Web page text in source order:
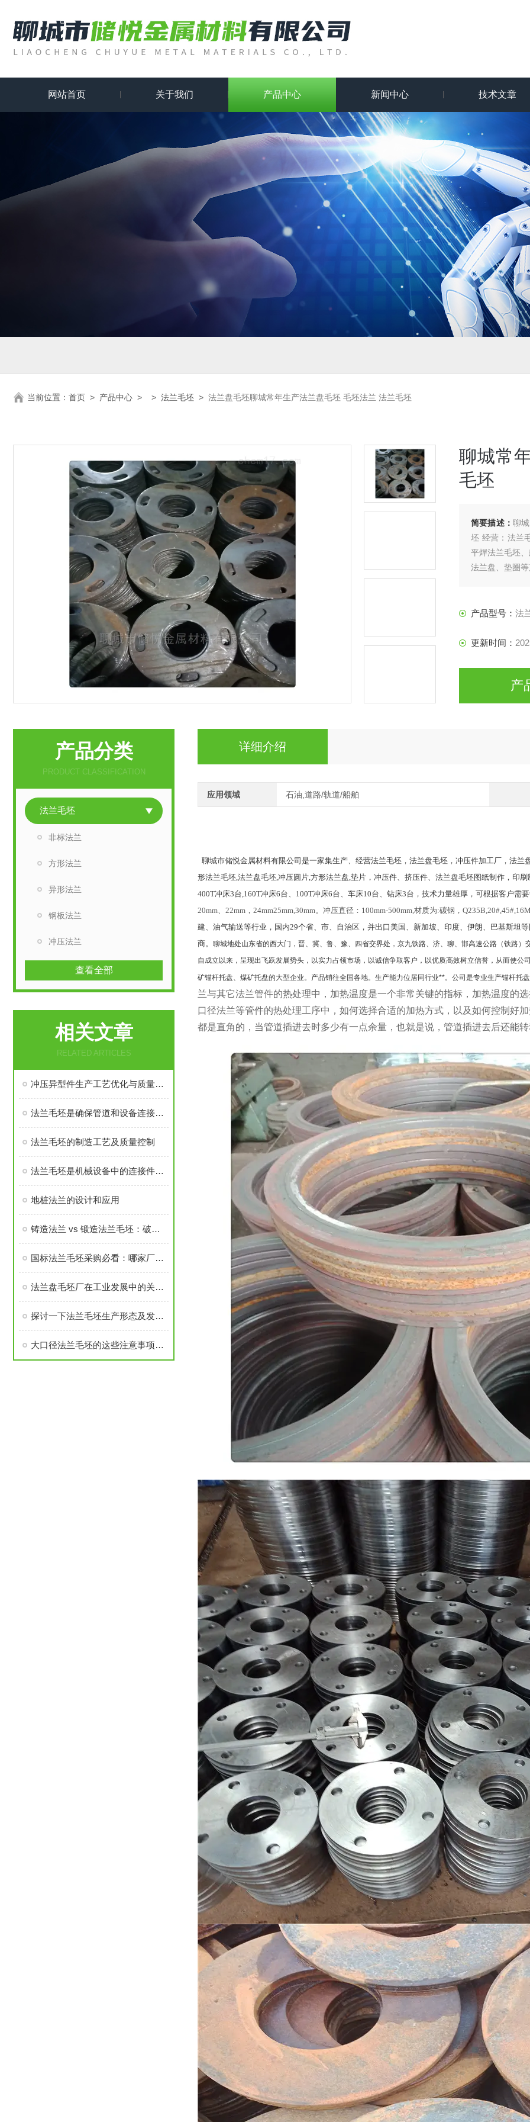
网站首页 关于我们 产品中心 新闻中心 技术文章
当前位置： 首页 > 产品中心 > > 法兰毛坯 > 法兰盘毛坯聊城常年生产法兰盘毛坯 毛坯法兰 法兰毛坯
聊城常
毛坯
简要描述：聊
坯 经营：法兰
平焊法兰毛坯
法兰盘、垫圈
产品型号： 法
更新时间：
产
详细介绍
应用领域 石油,道路/轨道/船舶
聊城市储悦金属材料有限公司是一家集生产、经营法兰毛坯，法兰盘毛坯，冲压件加工厂，法
形法兰毛坯,法兰盘毛坯,冲压圆片,方形法兰盘,垫片，冲压件、挤压件、法兰盘毛坯图纸制作，印
400T冲床3台,160T冲床6台、100T冲床6台、车床10台、钻床3台，技术力量雄厚，可根据客户需
20mm、22mm，24mm25mm,30mm。冲压直径：100mm-500mm,材质为:碳钢，
建、油气输送等行业，国内29个省、市、自治区，并出口美国、新加坡、印度、伊朗、巴基斯坦
商。 聊城地处山东省的西大门，晋、冀、鲁、豫、四省交界处，京九铁路、济、聊、邯高速公路（铁路
自成立以来，呈现出飞跃发展势头，以实力占领市场，以诚信争取客户，以优质高效树立信誉，从而使
矿锚杆托盘、煤矿托盘的大型企业。产品销往全国各地。生产能力位居同行业**。公司是专业生产锚杆
兰与其它法兰管件的热处理中，加热温度是一个非常关键的指标，加热温度的
口径法兰等管件的热处理工序中，如何选择合适的加热方式，以及如何控制好
都是直角的，当管道插进去时多少有一点余量，也就是说，管道插进去后还能
产品分类
PRODUCT CLASSIFICATION
法兰毛坯
非标法兰
方形法兰
异形法兰
钢板法兰
冲压法兰
查看全部
相关文章
RELATED ARTICLES
冲压异型件生产工艺优化与质量控制
法兰毛坯是确保管道和设备连接密封性、承载力的基础
法兰毛坯的制造工艺及质量控制
法兰毛坯是机械设备中的连接件之一
地桩法兰的设计和应用
铸造法兰 vs 锻造法兰毛坯：破坏性测试告诉你谁更耐用
国标法兰毛坯采购必看：哪家厂家的售后与口碑经得起考验？
法兰盘毛坯厂在工业发展中的关键角色
探讨一下法兰毛坯生产形态及发展前景
大口径法兰毛坯的这些注意事项要了解